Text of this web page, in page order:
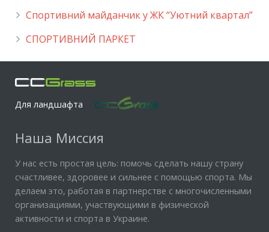
Cпортивний майданчик у ЖК “Уютний квартал”
СПОРТИВНИЙ ПАРКЕТ
Для ландшафта
Наша Миссия
У нас есть простая цель: помочь сделать нашу страну
счастливее, здоровее и сильнее с помощью спорта. Мы
делаем это, работая в партнерстве с многочисленными
организациями, участвующими в физической
активности и спорта в Украине.